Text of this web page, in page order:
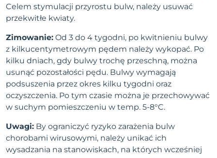
Celem stymulacji przyrostu bulw, należy usuwać
przekwitłe kwiaty.
Zimowanie: Od 3 do 4 tygodni, po kwitnieniu bulwy
z kilkucentymetrowym pędem należy wykopać. Po
kilku dniach, gdy bulwy trochę przeschną, można
usunąć pozostałości pędu. Bulwy wymagają
podsuszenia przez okres kilku tygodni oraz
oczyszczenia. Po tym czasie można je przechowywać
w suchym pomieszczeniu w temp. 5-8°C.
Uwagi: By ograniczyć ryzyko zarażenia bulw
chorobami wirusowymi, należy unikać ich
wysadzania na stanowiskach, na których wcześniej